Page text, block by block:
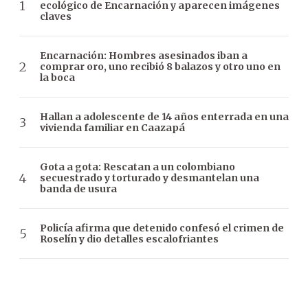
ecológico de Encarnación y aparecen imágenes
claves
Encarnación: Hombres asesinados iban a
comprar oro, uno recibió 8 balazos y otro uno en
la boca
Hallan a adolescente de 14 años enterrada en una
vivienda familiar en Caazapá
Gota a gota: Rescatan a un colombiano
secuestrado y torturado y desmantelan una
banda de usura
Policía afirma que detenido confesó el crimen de
Roselín y dio detalles escalofriantes